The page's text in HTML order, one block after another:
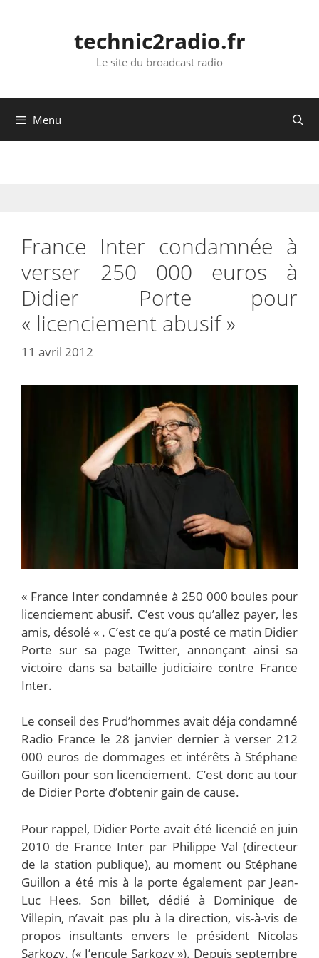
technic2radio.fr
Le site du broadcast radio
Menu
France Inter condamnée à
verser 250 000 euros à
Didier Porte pour
« licenciement abusif »
11 avril 2012
« France Inter condamnée à 250 000 boules pour
licenciement abusif. C’est vous qu’allez payer, les
amis, désolé « . C’est ce qu’a posté ce matin Didier
Porte sur sa page Twitter, annonçant ainsi sa
victoire dans sa bataille judiciaire contre France
Inter.
Le conseil des Prud’hommes avait déja condamné
Radio France le 28 janvier dernier à verser 212
000 euros de dommages et intérêts à Stéphane
Guillon pour son licenciement. C’est donc au tour
de Didier Porte d’obtenir gain de cause.
Pour rappel, Didier Porte avait été licencié en juin
2010 de France Inter par Philippe Val (directeur
de la station publique), au moment ou Stéphane
Guillon a été mis à la porte également par Jean-
Luc Hees. Son billet, dédié à Dominique de
Villepin, n’avait pas plu à la direction, vis-à-vis de
propos insultants envers le président Nicolas
Sarkozy. (« J’encule Sarkozy »). Depuis septembre